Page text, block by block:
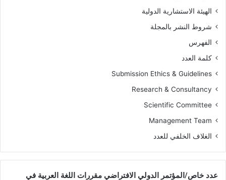
الهيئة الاستشارية الدولية
شروط النشر بالمجلة
الفهرس
كلمة العدد
Submission Ethics & Guidelines
Research & Consultancy
Scientific Committee
Management Team
الغلاف الخلفي للعدد
عدد خاص/المؤتمر الدولي الافتراضي مقررات اللغة العربية في